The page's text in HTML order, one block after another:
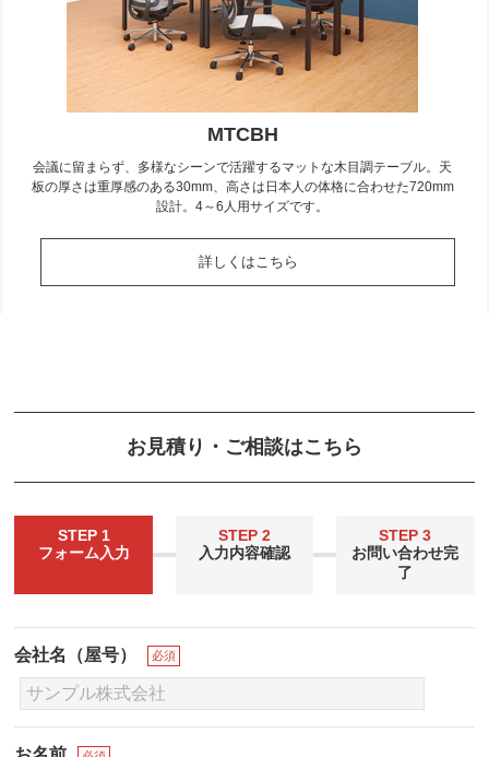
MTCBH
会議に留まらず、多様なシーンで活躍するマットな木目調テーブル。天
板の厚さは重厚感のある30mm、高さは日本人の体格に合わせた720mm
設計。4～6人用サイズです。
詳しくはこちら
お見積り・ご相談はこちら
STEP 1
フォーム入力
STEP 2
入力内容確認
STEP 3
お問い合わせ完
了
会社名（屋号） 必須